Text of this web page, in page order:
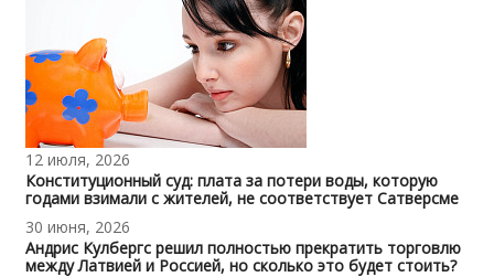
12 июля, 2026
Конституционный суд: плата за потери воды, которую
годами взимали с жителей, не соответствует Сатверсме
30 июня, 2026
Андрис Кулбергс решил полностью прекратить торговлю
между Латвией и Россией, но сколько это будет стоить?